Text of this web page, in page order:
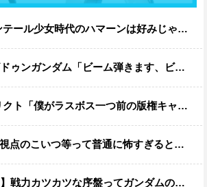
少女時代のハマーンは好みじゃなかったの？
弾きます、ビーム曲げられます、空飛びます」←二世代目でこれ出来るのおかしいだろ
スボス一つ前の版権キャラ最後の敵ってちょっと荷が重すぎない？」
点のこいつ等って普通に怖すぎると思う…
ツカツな序盤ってガンダムの中だと割と珍しい気がする